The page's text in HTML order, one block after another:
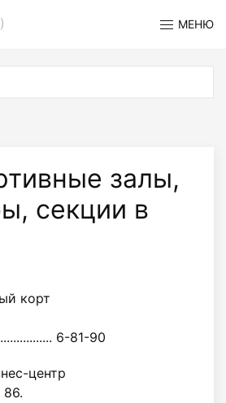
) МЕНЮ
залы,
секции в
корт
6-81-90
центр
86.